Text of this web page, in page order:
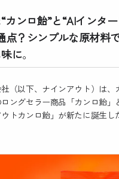
カンロ飴”と“AIインタ
点？シンプルな原材料
に。
（以下、ナインアウト）は、
ロングセラー商品「カンロ飴
トカンロ飴」が新たに誕生し